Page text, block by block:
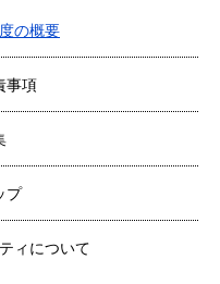
の概要
事項
プ
ィについて